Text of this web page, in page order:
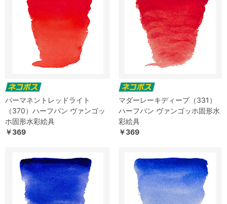
パーマネントレッドライト
（370）ハーフパン ヴァンゴッ
ホ固形水彩絵具
￥369
マダーレーキディープ（331）
ハーフパン ヴァンゴッホ固形水
彩絵具
￥369